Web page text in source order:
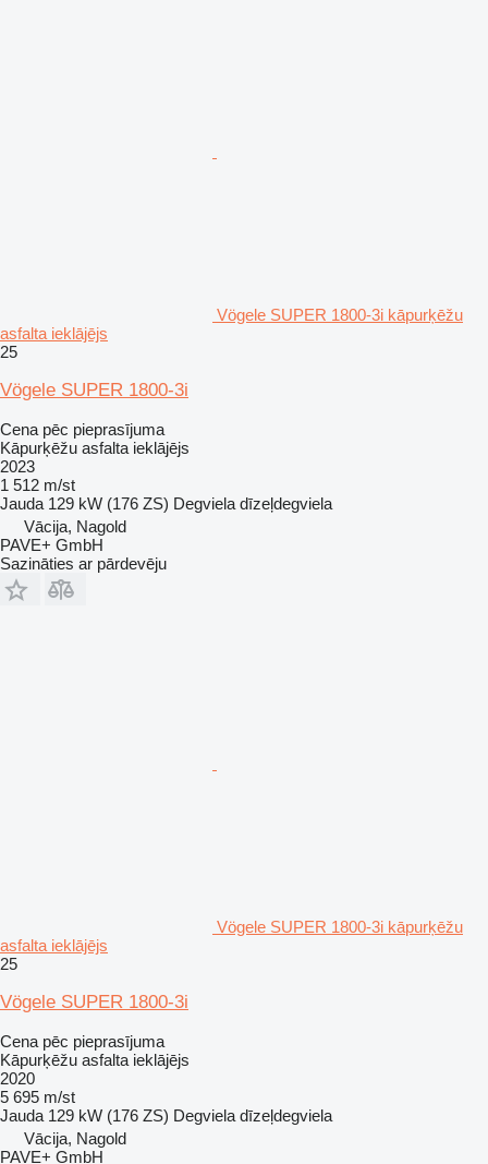
Vögele SUPER 1800-3i kāpurķēžu
asfalta ieklājējs
25
Vögele SUPER 1800-3i
Cena pēc pieprasījuma
Kāpurķēžu asfalta ieklājējs
2023
1 512 m/st
Jauda 129 kW (176 ZS) Degviela dīzeļdegviela
Vācija, Nagold
PAVE+ GmbH
Sazināties ar pārdevēju
Vögele SUPER 1800-3i kāpurķēžu
asfalta ieklājējs
25
Vögele SUPER 1800-3i
Cena pēc pieprasījuma
Kāpurķēžu asfalta ieklājējs
2020
5 695 m/st
Jauda 129 kW (176 ZS) Degviela dīzeļdegviela
Vācija, Nagold
PAVE+ GmbH